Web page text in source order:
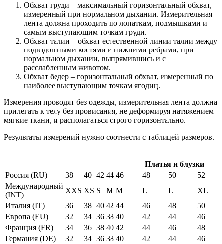
Обхват груди – максимальный горизонтальный обхват,
измеренный при нормальном дыхании. Измерительная
лента должна проходить по лопаткам, подмышками и
самым выступающим точкам груди.
Обхват талии – обхват естественной линии талии между
подвздошными костями и нижними ребрами, при
нормальном дыхании, выпрямившись и с
расслабленным животом.
Обхват бедер – горизонтальный обхват, измеренный по
наиболее выступающим точкам ягодиц.
Измерения проводят без одежды, измерительная лента должна
прилегать к телу без провисания, не деформируя натяжением
мягкие ткани, и располагаться строго горизонтально.
Результаты измерений нужно соотнести с таблицей размеров.
Платья и блузки
Россия (RU)
38 40 42 44 46 48 50
52
Международный
(INT)
XXS XS S M M L L
XL
Италия (IT)
36 38 40 42 44 46 48
50
Европа (EU)
32 34 36 38 40 42 44
46
Франция (FR)
34 36 38 40 42 44 46
48
Германия (DE)
32 34 36 38 40 42 44
46